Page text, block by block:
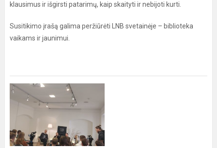
klausimus ir išgirsti patarimų, kaip skaityti ir nebijoti kurti.
Susitikimo įrašą galima peržiūrėti LNB svetainėje – biblioteka
vaikams ir jaunimui.